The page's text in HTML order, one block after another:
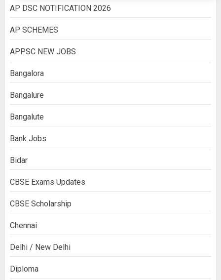
AP DSC NOTIFICATION 2026
AP SCHEMES
APPSC NEW JOBS
Bangalora
Bangalure
Bangalute
Bank Jobs
Bidar
CBSE Exams Updates
CBSE Scholarship
Chennai
Delhi / New Delhi
Diploma